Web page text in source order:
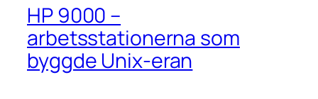
HP 9000 –
arbetsstationerna som
byggde Unix-eran